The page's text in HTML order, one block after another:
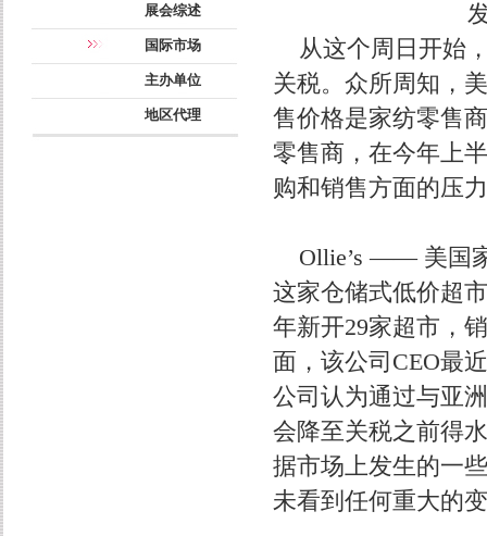
展会综述
国际市场
主办单位
地区代理
从这个周日开始
关税。众所周知，
售价格是家纺零售
零售商，在今年上
购和销售方面的压
Ollie’s —— 美国家
这家仓储式低价超
年新开29家超市，
面，该公司CEO最
公司认为通过与亚
会降至关税之前得
据市场上发生的一
未看到任何重大的